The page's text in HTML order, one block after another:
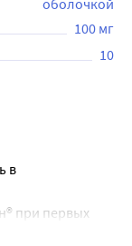
оболочкой
100 мг
10
в
при первых